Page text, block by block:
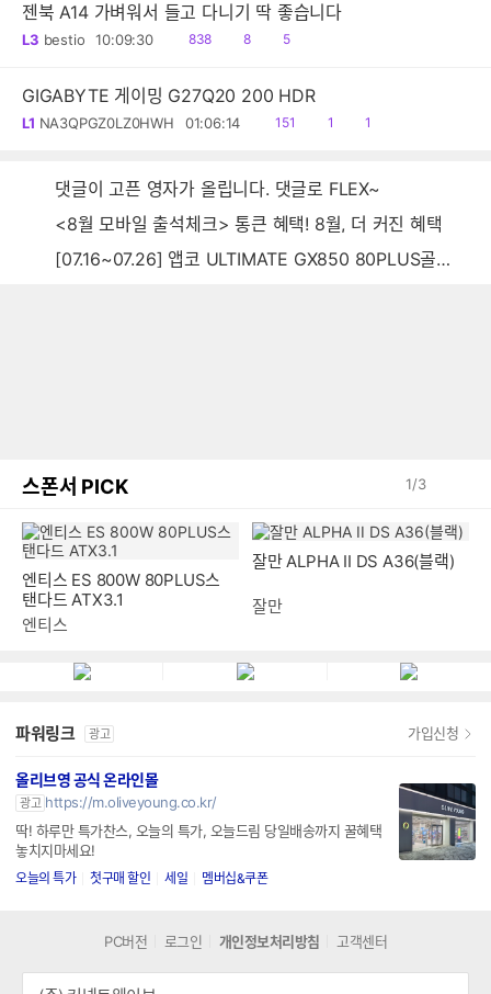
젠북 A14 가벼워서 들고 다니기 딱 좋습니다
L3 bestio 10:09:30
읽
838
공
8
댓
5
GIGABYTE 게이밍 G27Q20 200 HDR
L1 NA3QPGZ0LZ0HWH 01:06:14
읽
151
공1
댓1
댓글이 고픈 영자가 올립니다. 댓글로 FLEX~
<8월 모바일 출석체크> 통큰 혜택! 8월, 더 커진 혜택
[07.16~07.26] 앱코 ULTIMATE GX850 80PLUS골드 풀모듈러 ATX3.0 블랙
스폰서 PICK 1/3
엔티스 ES 800W 80PLUS스
탠다드 ATX3.1
엔티스
잘만 ALPHA II DS A36(블랙)
올리브영 공식 온라인몰
딱! 하루만 특가찬스, 오늘의 특가, 오늘드림 당일배송까지 꿀혜택
놓치지마세요!
오늘의 특가 첫구매 할인 세일 멤버십&쿠폰